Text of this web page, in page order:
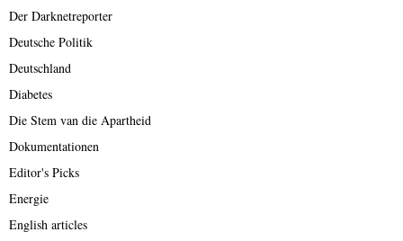
Der Darknetreporter
Deutsche Politik
Deutschland
Diabetes
Die Stem van die Apartheid
Dokumentationen
Editor's Picks
Energie
English articles